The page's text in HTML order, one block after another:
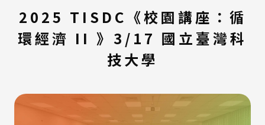
2025 TISDC《校園講座：循
環經濟 II 》3/17 國立臺灣科
技大學